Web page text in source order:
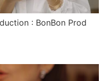
: BonBon Prod